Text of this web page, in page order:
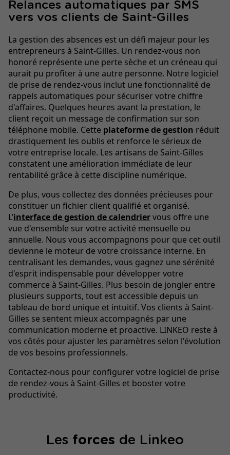
Relances automatiques par SMS
vers vos clients de Saint-Gilles
La gestion des absences est un défi majeur pour les
entrepreneurs à Saint-Gilles. Un rendez-vous non
honoré représente une perte sèche et un créneau qui
aurait pu profiter à une autre personne. Notre logiciel
de prise de rendez-vous inclut une fonctionnalité de
rappels automatiques pour sécuriser votre chiffre
d'affaires. Quelques heures avant la prestation, le
client reçoit un message de confirmation sur son
téléphone mobile. Cette plateforme de gestion réduit
drastiquement les oublis et renforce le sérieux de
votre entreprise locale. Les artisans de Saint-Gilles
constatent une amélioration immédiate de leur
rentabilité grâce à cette discipline numérique.
De plus, vous collectez des données précieuses pour
constituer un fichier client qualifié et organisé.
L’interface de gestion de calendriervous offre une
vue d'ensemble sur votre activité mensuelle ou
annuelle. Nous vous accompagnons pour que cet outil
devienne le moteur de votre croissance interne. En
centralisant les demandes, vous gagnez une sérénité
d'esprit indispensable pour développer votre
commerce à Saint-Gilles. Plus besoin de jongler entre
plusieurs supports, tout est accessible depuis un
tableau de bord unique et intuitif. Vos clients à Saint-
Gilles se sentent mieux accompagnés par une
communication moderne et proactive. LINKEO reste à
vos côtés pour ajuster les paramètres selon l'évolution
de vos besoins professionnels.
Contactez-nous pour configurer votre logiciel de prise
de rendez-vous à Saint-Gilles et booster votre
productivité.
Les forces de Linkeo